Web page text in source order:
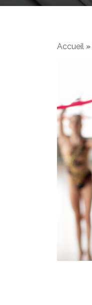
Accueil »